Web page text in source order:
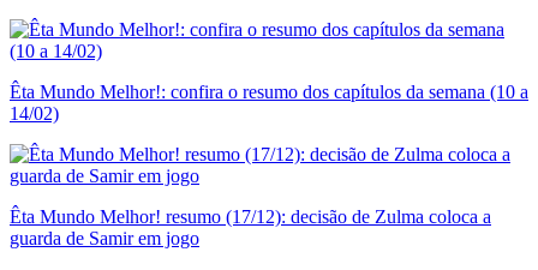
Êta Mundo Melhor!: confira o resumo dos capítulos da semana (10 a
14/02)
Êta Mundo Melhor! resumo (17/12): decisão de Zulma coloca a
guarda de Samir em jogo